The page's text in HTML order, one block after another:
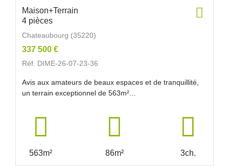
Maison+Terrain
4 pièces
Chateaubourg (35220)
337 500 €
Réf. DIME-26-07-23-36
Avis aux amateurs de beaux espaces et de tranquillité,
un terrain exceptionnel de 563m²...
563m² 86m² 3ch.